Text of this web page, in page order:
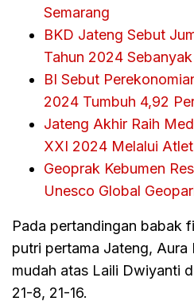
Semarang
BKD Jateng Sebut
Tahun 2024
BI Sebut
2024 Tumbuh 4,92
Jateng Akhir Raih
XXI 2024 Melalui
Geoprak Kebumen
Unesco Global
Pada pertandingan babak
putri pertama Jateng, Aura
mudah atas Laili Dwiyanti
21-8, 21-16.